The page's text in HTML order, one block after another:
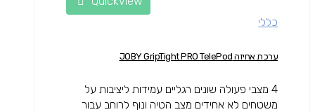
כללי
ערכת אחיזה JOBY GripTight PRO TelePod
4 מצבי פעולה שונים רגליים עמידות ליציבות על
משטחים לא אחידים מצב הטיה ונוף לרוחב עבור